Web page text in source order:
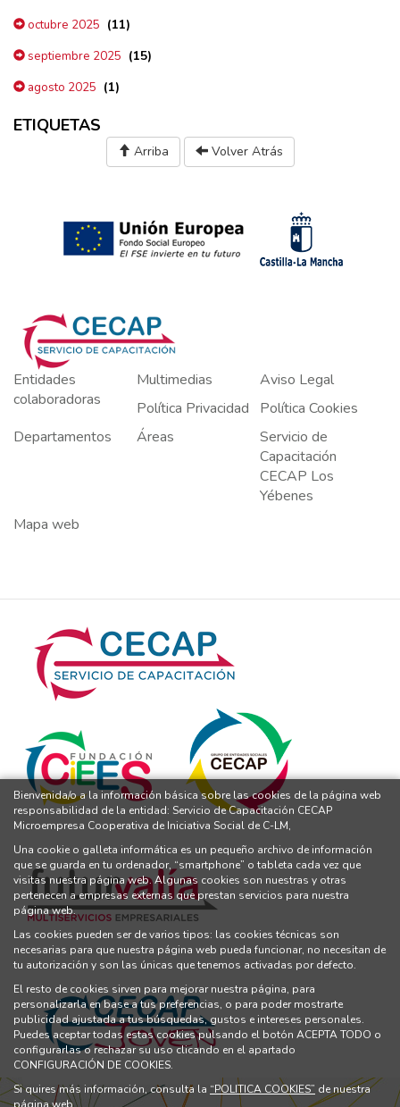
octubre 2025 (11)
septiembre 2025 (15)
agosto 2025 (1)
ETIQUETAS
Arriba Volver Atrás
Entidades
colaboradoras
Multimedias
Aviso Legal
Política Privacidad
Política Cookies
Departamentos
Áreas
Servicio de
Capacitación
CECAP Los
Yébenes
Mapa web
Bienvenida/o a la información básica sobre las cookies de la página web
responsabilidad de la entidad: Servicio de Capacitación CECAP
Microempresa Cooperativa de Iniciativa Social de C-LM,
Una cookie o galleta informática es un pequeño archivo de información
que se guarda en tu ordenador, “smartphone” o tableta cada vez que
visitas nuestra página web. Algunas cookies son nuestras y otras
pertenecen a empresas externas que prestan servicios para nuestra
página web.
Las cookies pueden ser de varios tipos: las cookies técnicas son
necesarias para que nuestra página web pueda funcionar, no necesitan de
tu autorización y son las únicas que tenemos activadas por defecto.
El resto de cookies sirven para mejorar nuestra página, para
personalizarla en base a tus preferencias, o para poder mostrarte
publicidad ajustada a tus búsquedas, gustos e intereses personales.
Puedes aceptar todas estas cookies pulsando el botón ACEPTA TODO o
configurarlas o rechazar su uso clicando en el apartado
CONFIGURACIÓN DE COOKIES.
Si quires más información, consulta la “POLITICA COOKIES” de nuestra